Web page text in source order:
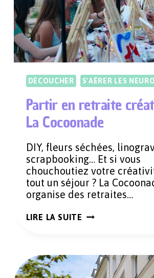
PARIS
DÉCOUCHER S'AÉRER LES
Partir en retraite
La Cocoonade
DIY, fleurs séchées,
scrapbooking… Et si vous
chouchoutiez votre
tout un séjour ? La
organise des retraites…
LIRE LA SUITE PARTIR
LA
COCOONADE